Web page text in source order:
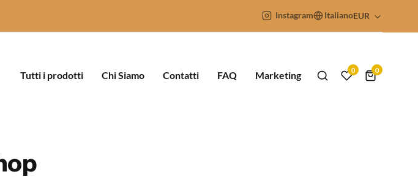
Instagram ItalianoEUR
Tutti i prodotti Chi Siamo Contatti FAQ Marketing 0 0